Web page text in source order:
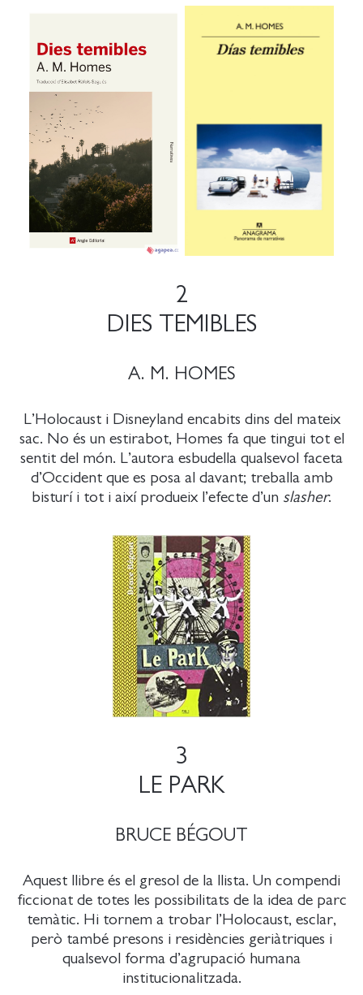
2
DIES TEMIBLES
A. M. HOMES
L’Holocaust i Disneyland encabits dins del mateix
sac. No és un estirabot, Homes fa que tingui tot el
sentit del món. L’autora esbudella qualsevol faceta
d’Occident que es posa al davant; treballa amb
bisturí i tot i així produeix l’efecte d’un slasher.
3
LE PARK
BRUCE BÉGOUT
Aquest llibre és el gresol de la llista. Un compendi
ficcionat de totes les possibilitats de la idea de parc
temàtic. Hi tornem a trobar l’Holocaust, esclar,
però també presons i residències geriàtriques i
qualsevol forma d’agrupació humana
institucionalitzada.